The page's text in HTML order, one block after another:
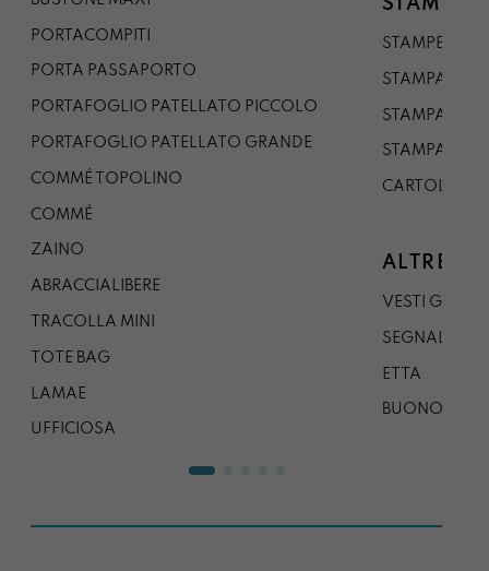
PORTACOMPITI
PORTA PASSAPORTO
PORTAFOGLIO PATELLATO PICCOLO
PORTAFOGLIO PATELLATO GRANDE
COMMÉ TOPOLINO
COMMÉ
ZAINO
ABRACCIALIBERE
TRACOLLA MINI
TOTE BAG
LAMAE
UFFICIOSA
STAMPE
STAMPE A5
STAMPA A3
STAMPA A1
STAMPA A0
CARTOLINA
ALTRE
VESTI
SEGNALIBRO
ETTA
BUONO